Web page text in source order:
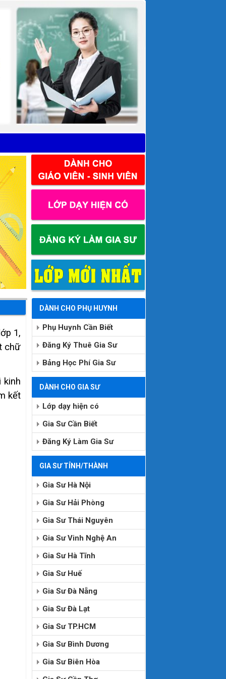
1,
chữ
kinh
kết
DÀNH CHO PHỤ HUYNH
Phụ Huynh Cần Biết
Đăng Ký Thuê Gia Sư
Bảng Học Phí Gia Sư
DÀNH CHO GIA SƯ
Lớp dạy hiện có
Gia Sư Cần Biết
Đăng Ký Làm Gia Sư
GIA SƯ TỈNH/THÀNH
Gia Sư Hà Nội
Gia Sư Hải Phòng
Gia Sư Thái Nguyên
Gia Sư Vinh Nghệ An
Gia Sư Hà Tĩnh
Gia Sư Huế
Gia Sư Đà Nẵng
Gia Sư Đà Lạt
Gia Sư TP.HCM
Gia Sư Bình Dương
Gia Sư Biên Hòa